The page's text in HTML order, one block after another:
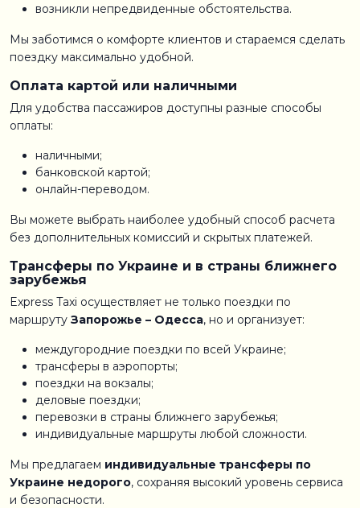
возникли непредвиденные обстоятельства.
Мы заботимся о комфорте клиентов и стараемся сделать
поездку максимально удобной.
Оплата картой или наличными
Для удобства пассажиров доступны разные способы
оплаты:
наличными;
банковской картой;
онлайн-переводом.
Вы можете выбрать наиболее удобный способ расчета
без дополнительных комиссий и скрытых платежей.
Трансферы по Украине и в страны ближнего
зарубежья
Express Taxi осуществляет не только поездки по
маршруту Запорожье – Одесса, но и организует:
междугородние поездки по всей Украине;
трансферы в аэропорты;
поездки на вокзалы;
деловые поездки;
перевозки в страны ближнего зарубежья;
индивидуальные маршруты любой сложности.
Мы предлагаем индивидуальные трансферы по
Украине недорого, сохраняя высокий уровень сервиса
и безопасности.